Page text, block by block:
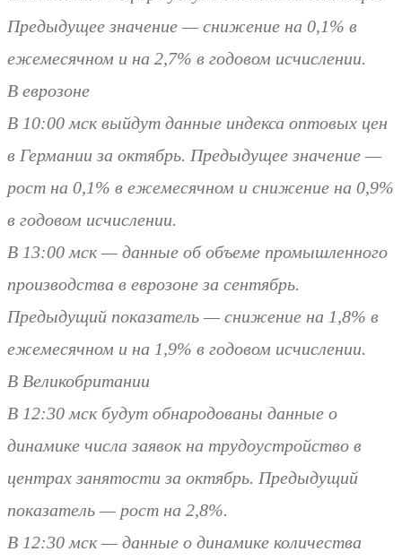
Предыдущее значение — снижение на 0,1% в
ежемесячном и на 2,7% в годовом исчислении.
В еврозоне
В 10:00 мск выйдут данные индекса оптовых цен
в Германии за октябрь. Предыдущее значение —
рост на 0,1% в ежемесячном и снижение на 0,9%
в годовом исчислении.
В 13:00 мск — данные об объеме промышленного
производства в еврозоне за сентябрь.
Предыдущий показатель — снижение на 1,8% в
ежемесячном и на 1,9% в годовом исчислении.
В Великобритании
В 12:30 мск будут обнародованы данные о
динамике числа заявок на трудоустройство в
центрах занятости за октябрь. Предыдущий
показатель — рост на 2,8%.
В 12:30 мск — данные о динамике количества